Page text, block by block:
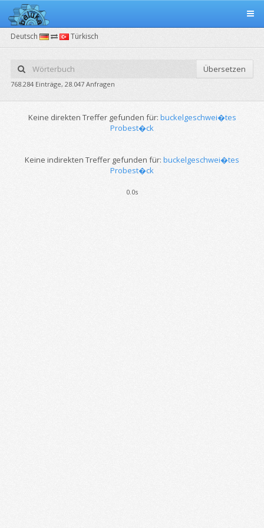
Deutsch Türkisch
Übersetzen
768.284 Einträge, 28.047 Anfragen
Keine direkten Treffer gefunden für: buckelgeschwei�tes
Probest�ck
Keine indirekten Treffer gefunden für: buckelgeschwei�tes
Probest�ck
0.0s